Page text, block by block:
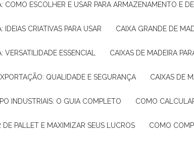
COMO ESCOLHER E USAR PARA ARMAZENAMENTO E
IDEIAS CRIATIVAS PARA USAR CAIXA GRANDE DE
VERSATILIDADE ESSENCIAL CAIXAS DE MADEIRA
QUALIDADE E SEGURANÇA CAIXAS DE
INDUSTRIAIS: O GUIA COMPLETO COMO
DE PALLET E MAXIMIZAR SEUS LUCROS COMO